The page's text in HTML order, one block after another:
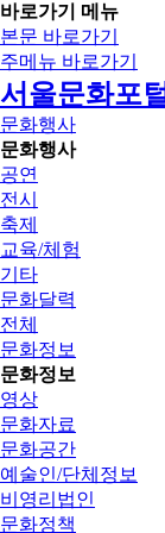
바로가기 메뉴
본문 바로가기
주메뉴 바로가기
서울문화포
문화행사
문화행사
공연
전시
축제
교육/체험
기타
문화달력
전체
문화정보
문화정보
영상
문화자료
문화공간
예술인/단체정보
비영리법인
문화정책